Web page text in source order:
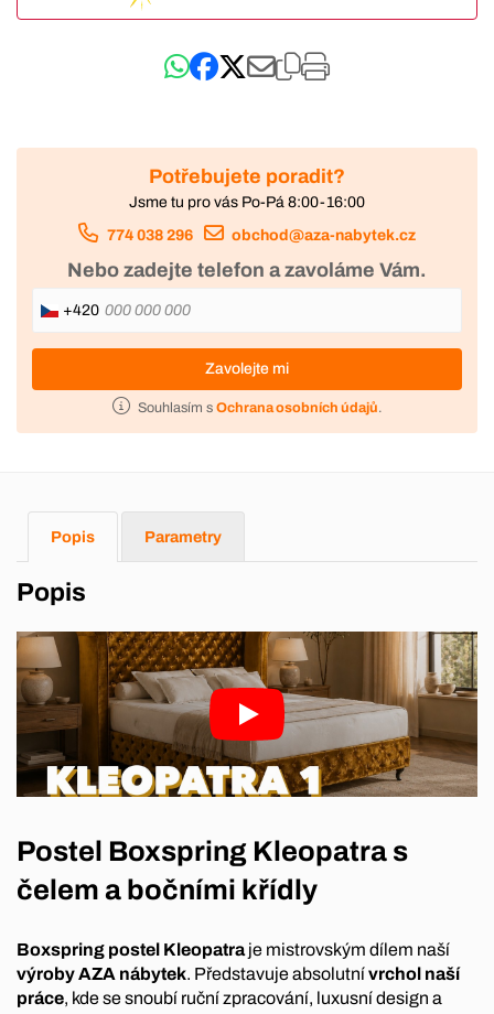
Potřebujete poradit?
Jsme tu pro vás Po-Pá 8:00-16:00
774 038 296 obchod@aza-nabytek.cz
Nebo zadejte telefon a zavoláme Vám.
+420
Zavolejte mi
Souhlasím s Ochrana osobních údajů.
Popis Parametry
Popis
Postel Boxspring Kleopatra s
čelem a bočními křídly
Boxspring postel Kleopatraje mistrovským dílem naší
výroby AZA nábytek. Představuje absolutnívrchol naší
práce, kde se snoubí ruční zpracování, luxusní design a